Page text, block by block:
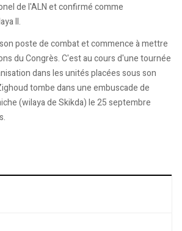
de l'ALN et confirmé comme
II.
poste de combat et commence à mettre
du Congrès. C'est au cours d'une tournée
dans les unités placées sous son
tombe dans une embuscade de
(wilaya de Skikda) le 25 septembre